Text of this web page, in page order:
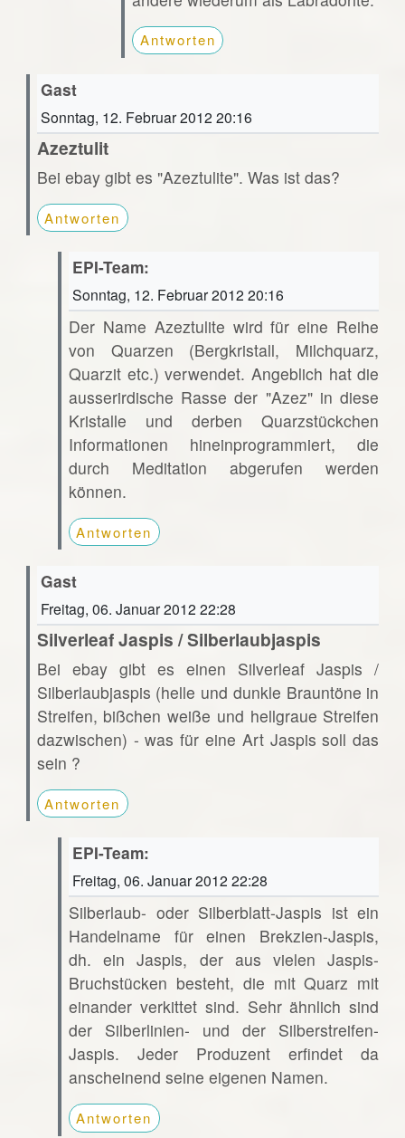
Antworten
Gast
Sonntag, 12. Februar 2012 20:16
Azeztulit
Bei ebay gibt es "Azeztulite". Was ist das?
Antworten
EPI-Team:
Sonntag, 12. Februar 2012 20:16
Der Name Azeztulite wird für eine Reihe
von Quarzen (Bergkristall, Milchquarz,
Quarzit etc.) verwendet. Angeblich hat die
ausserirdische Rasse der "Azez" in diese
Kristalle und derben Quarzstückchen
Informationen hineinprogrammiert, die
durch Meditation abgerufen werden
können.
Antworten
Gast
Freitag, 06. Januar 2012 22:28
Silverleaf Jaspis / Silberlaubjaspis
Bei ebay gibt es einen Silverleaf Jaspis /
Silberlaubjaspis (helle und dunkle Brauntöne in
Streifen, bißchen weiße und hellgraue Streifen
dazwischen) - was für eine Art Jaspis soll das
sein ?
Antworten
EPI-Team:
Freitag, 06. Januar 2012 22:28
Silberlaub- oder Silberblatt-Jaspis ist ein
Handelname für einen Brekzien-Jaspis,
dh. ein Jaspis, der aus vielen Jaspis-
Bruchstücken besteht, die mit Quarz mit
einander verkittet sind. Sehr ähnlich sind
der Silberlinien- und der Silberstreifen-
Jaspis. Jeder Produzent erfindet da
anscheinend seine eigenen Namen.
Antworten